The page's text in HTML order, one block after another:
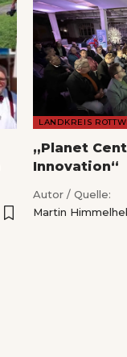
LANDKREIS
„Planet
Innovation“
Autor / Quelle:
Martin